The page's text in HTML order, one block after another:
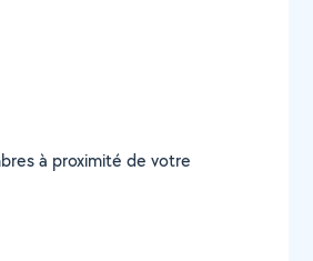
à proximité de votre